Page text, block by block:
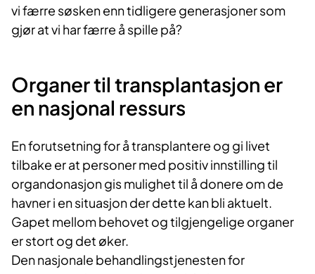
vi færre søsken enn tidligere generasjoner som
gjør at vi har færre å spille på?
Organer ti​​​l transplantasjon er
en nasjonal ressurs​​
En forutsetning for å transplantere og gi livet
tilbake er at personer med positiv innstilling til
organdonasjon gis mulighet til å donere om de
havner i en situasjon der dette kan bli aktuelt.
Gapet mellom behovet og tilgjengelige organer
er stort og det øker.
Den nasjonale behandlingstjenesten for